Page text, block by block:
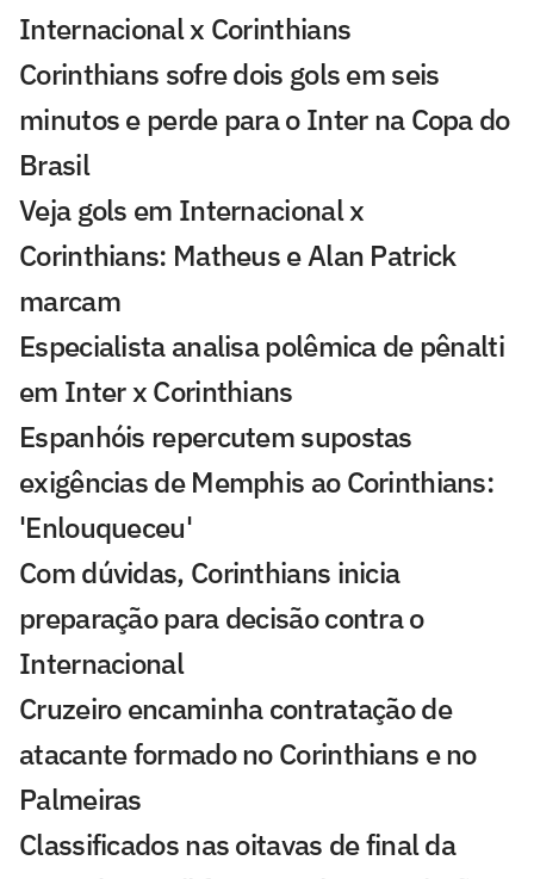
Internacional x Corinthians
Corinthians sofre dois gols em seis
minutos e perde para o Inter na Copa do
Brasil
Veja gols em Internacional x
Corinthians: Matheus e Alan Patrick
marcam
Especialista analisa polêmica de pênalti
em Inter x Corinthians
Espanhóis repercutem supostas
exigências de Memphis ao Corinthians:
'Enlouqueceu'
Com dúvidas, Corinthians inicia
preparação para decisão contra o
Internacional
Cruzeiro encaminha contratação de
atacante formado no Corinthians e no
Palmeiras
Classificados nas oitavas de final da